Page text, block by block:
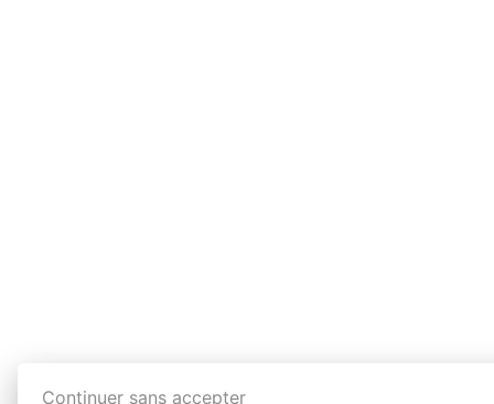
Continuer sans accepter